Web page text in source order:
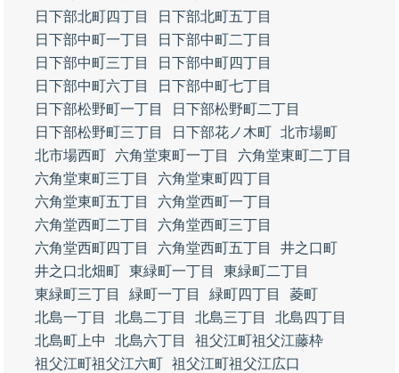
日下部北町四丁目
日下部北町五丁目
日下部中町一丁目
日下部中町二丁目
日下部中町三丁目
日下部中町四丁目
日下部中町六丁目
日下部中町七丁目
日下部松野町一丁目
日下部松野町二丁目
日下部松野町三丁目
日下部花ノ木町 北市場町
北市場西町
六角堂東町一丁目
六角堂東町二丁目
六角堂東町三丁目
六角堂東町四丁目
六角堂東町五丁目
六角堂西町一丁目
六角堂西町二丁目
六角堂西町三丁目
六角堂西町四丁目
六角堂西町五丁目
井之口町
井之口北畑町 東緑町一丁目
東緑町二丁目
東緑町三丁目
緑町一丁目 緑町四丁目
菱町
北島一丁目
北島二丁目 北島三丁目
北島四丁目
北島町上中
北島六丁目
祖父江町祖父江藤枠
祖父江町祖父江六町 祖父江町祖父江広口